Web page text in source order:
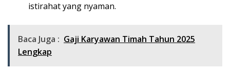
istirahat yang nyaman.
Baca Juga : Gaji Karyawan Timah Tahun 2025
Lengkap